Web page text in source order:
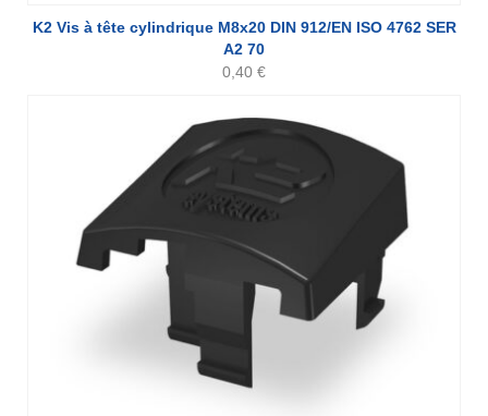
K2 Vis à tête cylindrique M8x20 DIN 912/EN ISO 4762 SER
A2 70
0,40 €